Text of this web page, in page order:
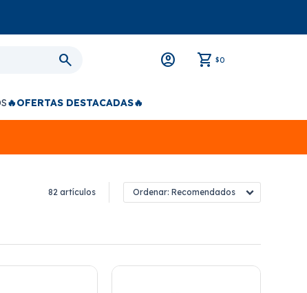
$0
🔥OFERTAS DESTACADAS🔥
82 artículos Recomendados